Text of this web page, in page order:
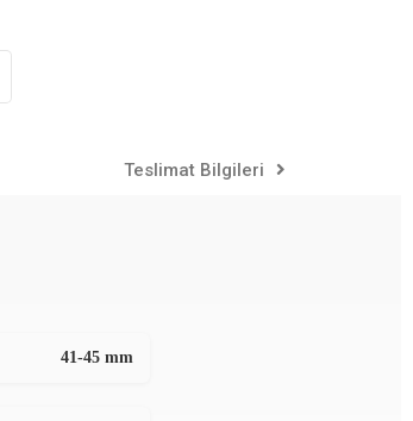
Teslimat Bilgileri
41-45 mm